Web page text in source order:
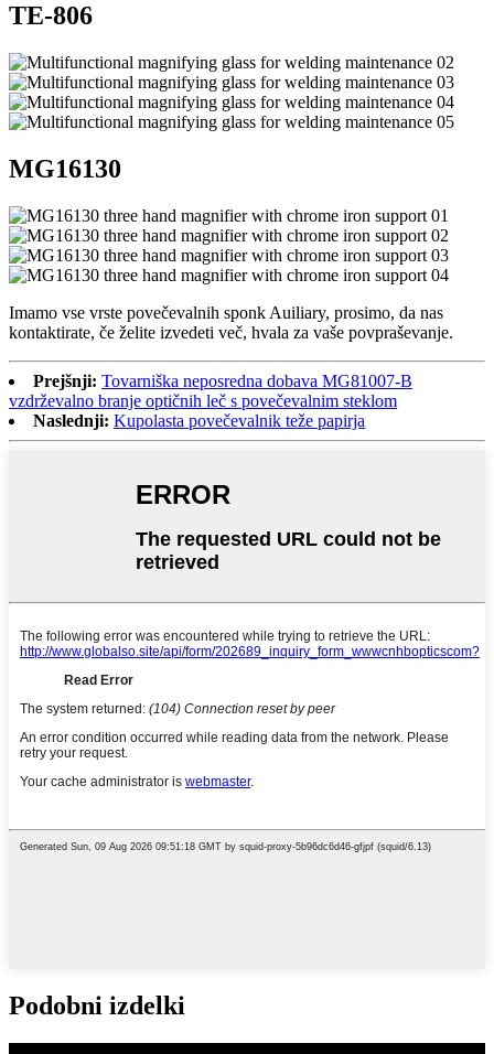
TE-806
MG16130
Imamo vse vrste povečevalnih sponk Auiliary, prosimo, da nas
kontaktirate, če želite izvedeti več, hvala za vaše povpraševanje.
Prejšnji: Tovarniška neposredna dobava MG81007-B
vzdrževalno branje optičnih leč s povečevalnim steklom
Naslednji: Kupolasta povečevalnik teže papirja
Podobni izdelki